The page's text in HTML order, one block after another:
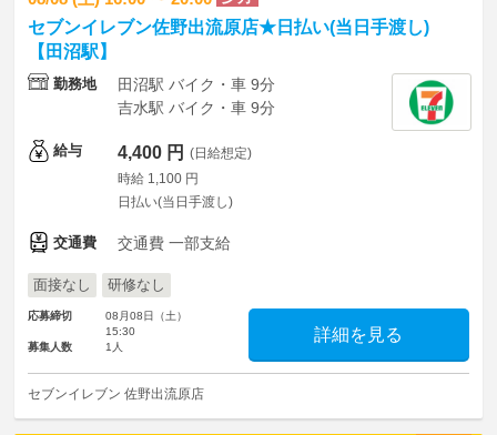
セブンイレブン佐野出流原店★日払い(当日手渡し)
【田沼駅】
勤務地
田沼駅 バイク・車 9分
吉水駅 バイク・車 9分
給与 4,400 円 (日給想定)
時給 1,100 円
日払い(当日手渡し)
交通費 交通費 一部支給
面接なし 研修なし
応募締切
08月08日（土）
15:30
募集人数
1人
詳細を見る
セブンイレブン 佐野出流原店